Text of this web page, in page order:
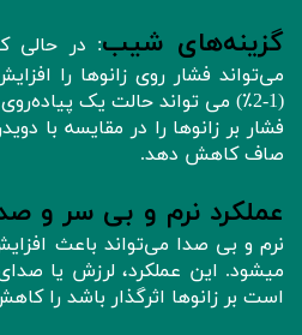
گزینه‌های شیب: در حالی
می‌تواند فشار روی زانوها را
(1-2٪) می تواند حالت یک
فشار بر زانوها را در مقایسه با
صاف کاهش دهد.
عملکرد نرم و بی سر و
نرم و بی صدا می‌تواند باعث
میشود. این عملکرد، لرزش یا
است بر زانوها اثرگذار باشد را